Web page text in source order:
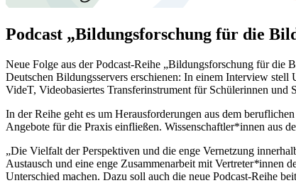
Podcast „Bildungsforschung für die
Neue Folge aus der Podcast-Reihe „Bildungsforschung für
Deutschen Bildungsservers erschienen: In einem Interview
VideT, Videobasiertes Transferinstrument für Schülerinnen und
In der Reihe geht es um Herausforderungen aus dem
Angebote für die Praxis einfließen. Wissenschaftler*innen aus
„Die Vielfalt der Perspektiven und die enge Vernetzung
Austausch und eine enge Zusammenarbeit mit Vertreter*innen
Unterschied machen. Dazu soll auch die neue Podcast-Reihe